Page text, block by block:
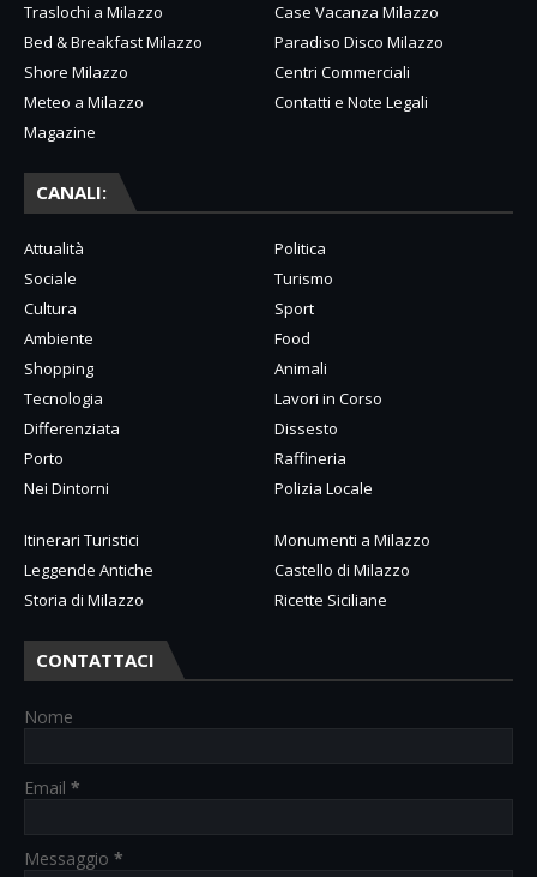
Traslochi a Milazzo
Case Vacanza Milazzo
Bed & Breakfast Milazzo
Paradiso Disco Milazzo
Shore Milazzo
Centri Commerciali
Meteo a Milazzo
Contatti e Note Legali
Magazine
CANALI:
Attualità
Politica
Sociale
Turismo
Cultura
Sport
Ambiente
Food
Shopping
Animali
Tecnologia
Lavori in Corso
Differenziata
Dissesto
Porto
Raffineria
Nei Dintorni
Polizia Locale
Itinerari Turistici
Monumenti a Milazzo
Leggende Antiche
Castello di Milazzo
Storia di Milazzo
Ricette Siciliane
CONTATTACI
Nome
Email *
Messaggio *